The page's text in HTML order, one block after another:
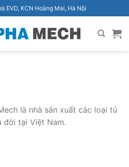
EVD, KCN Hoàng Mai, Hà Nội
là nhà sản xuất các loại tủ
đời tại Việt Nam.